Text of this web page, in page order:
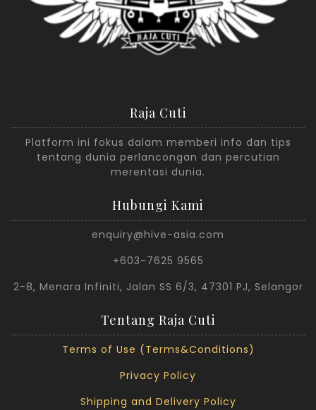
Raja Cuti
Platform ini fokus dalam memberi info dan tips
tentang dunia perlancongan dan percutian
merentasi dunia.
Hubungi Kami
enquiry@hive-asia.com
+603-7625 9565
2-8, Menara Infiniti, Jalan SS 6/3, 47301 PJ, Selangor
Tentang Raja Cuti
Terms of Use (Terms&Conditions)
Privacy Policy
Shipping and Delivery Policy